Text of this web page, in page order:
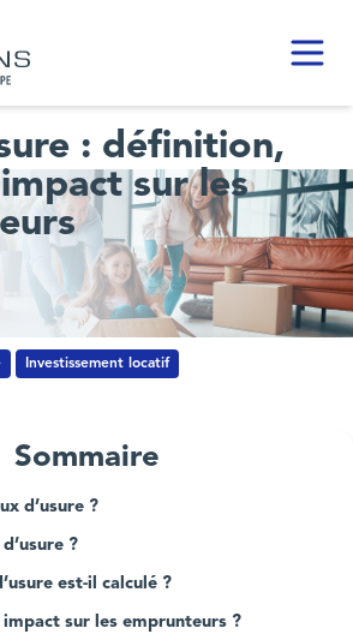
: définition,
sur les
Investissement locatif
Sommaire
d’usure ?
?
est-il calculé ?
impact sur les emprunteurs ?